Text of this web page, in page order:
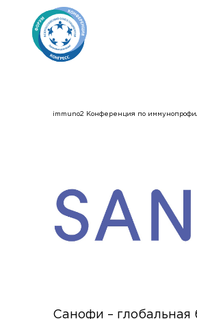
immuno2 Конференция по
Санофи – глобальная